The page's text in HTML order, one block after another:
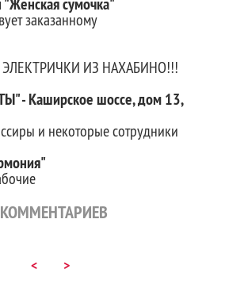
заказанному
ИЗ НАХАБИНО!!!
- Каширское шоссе, дом 13,
и некоторые сотрудники
КОММЕНТАРИЕВ
< >